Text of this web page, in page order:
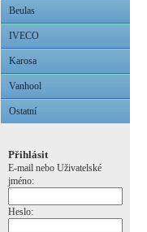
Beulas
IVECO
Karosa
Vanhool
Ostatní
Přihlásit
E-mail nebo Uživatelské
jméno:
Heslo: